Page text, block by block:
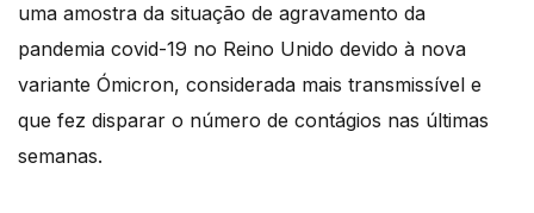
uma amostra da situação de agravamento da
pandemia covid-19 no Reino Unido devido à nova
variante Ómicron, considerada mais transmissível e
que fez disparar o número de contágios nas últimas
semanas.